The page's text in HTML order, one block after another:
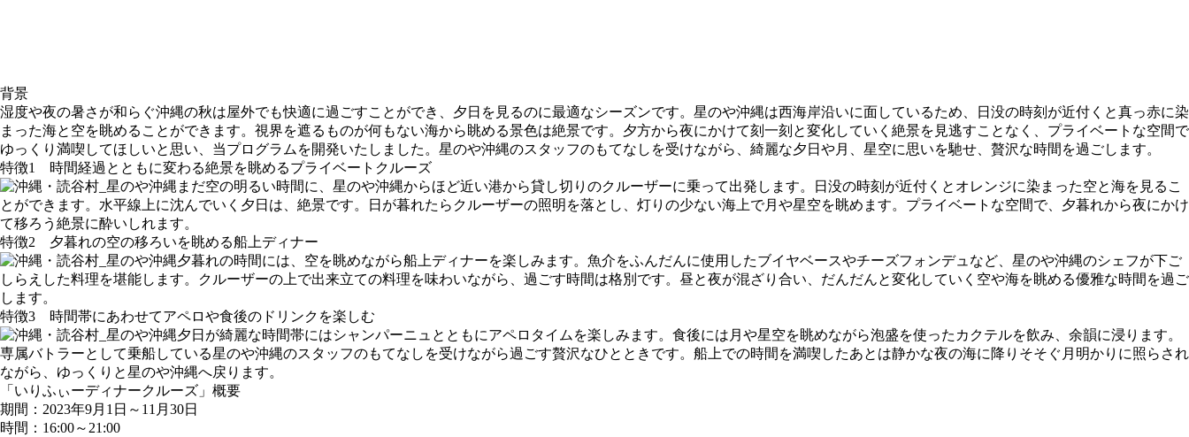
背景
湿度や夜の暑さが和らぐ沖縄の秋は屋外でも快適に過ごすことができ、夕日を見るのに最適なシーズンです。星のや沖縄は西海岸沿いに面しているため、日没の時刻が近付くと真っ赤に染
まった海と空を眺めることができます。視界を遮るものが何もない海から眺める景色は絶景です。夕方から夜にかけて刻一刻と変化していく絶景を見逃すことなく、プライベートな空間で
ゆっくり満喫してほしいと思い、当プログラムを開発いたしました。星のや沖縄のスタッフのもてなしを受けながら、綺麗な夕日や月、星空に思いを馳せ、贅沢な時間を過ごします。
特徴1 時間経過とともに変わる絶景を眺めるプライベートクルーズ
まだ空の明るい時間に、星のや沖縄からほど近い港から貸し切りのクルーザーに乗って出発します。日没の時刻が近付くとオレンジに染まった空と海を見るこ
とができます。水平線上に沈んでいく夕日は、絶景です。日が暮れたらクルーザーの照明を落とし、灯りの少ない海上で月や星空を眺めます。プライベートな空間で、夕暮れから夜にかけ
て移ろう絶景に酔いしれます。
特徴2 夕暮れの空の移ろいを眺める船上ディナー
夕暮れの時間には、空を眺めながら船上ディナーを楽しみます。魚介をふんだんに使用したブイヤベースやチーズフォンデュなど、星のや沖縄のシェフが下ご
しらえした料理を堪能します。クルーザーの上で出来立ての料理を味わいながら、過ごす時間は格別です。昼と夜が混ざり合い、だんだんと変化していく空や海を眺める優雅な時間を過ご
します。
特徴3 時間帯にあわせてアペロや食後のドリンクを楽しむ
夕日が綺麗な時間帯にはシャンパーニュとともにアペロタイムを楽しみます。食後には月や星空を眺めながら泡盛を使ったカクテルを飲み、余韻に浸ります。
専属バトラーとして乗船している星のや沖縄のスタッフのもてなしを受けながら過ごす贅沢なひとときです。船上での時間を満喫したあとは静かな夜の海に降りそそぐ月明かりに照らされ
ながら、ゆっくりと星のや沖縄へ戻ります。
「いりふぃーディナークルーズ」概要
期間：2023年9月1日～11月30日
時間：16:00～21:00